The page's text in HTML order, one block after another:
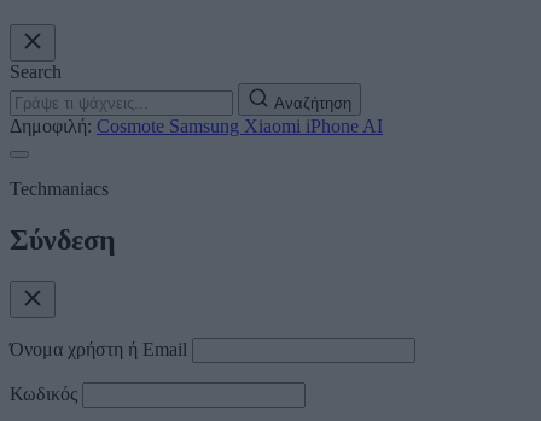
Search
Αναζήτηση
Δημοφιλή: Cosmote Samsung Xiaomi iPhone AI
Techmaniacs
Σύνδεση
Όνομα χρήστη ή Email
Κωδικός